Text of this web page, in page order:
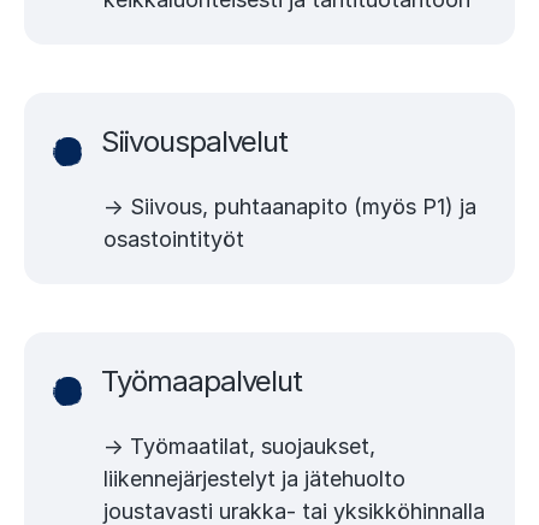
Siivouspalvelut
→ Siivous, puhtaanapito (myös P1) ja
osastointityöt
Työmaapalvelut
→ Työmaatilat, suojaukset,
liikennejärjestelyt ja jätehuolto
joustavasti urakka- tai yksikköhinnalla